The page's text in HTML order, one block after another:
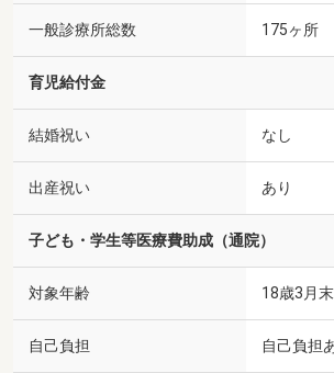
一般診療所総数 175ヶ所
育児給付金
結婚祝い なし
出産祝い あり
子ども・学生等医療費助成（通院）
対象年齢 18歳3月
自己負担 自己負担